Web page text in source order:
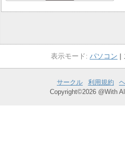
パソコン
サークル 利用規約
Copyright©2026 @With